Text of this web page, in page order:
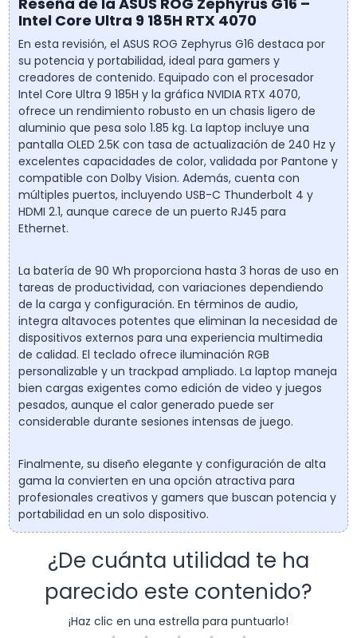
Intel Core Ultra 9 185H RTX 4070
En esta revisión, el ASUS ROG Zephyrus G16 destaca por
su potencia y portabilidad, ideal para gamers y
creadores de contenido. Equipado con el procesador
Intel Core Ultra 9 185H y la gráfica NVIDIA RTX 4070,
ofrece un rendimiento robusto en un chasis ligero de
aluminio que pesa solo 1.85 kg. La laptop incluye una
pantalla OLED 2.5K con tasa de actualización de 240 Hz y
excelentes capacidades de color, validada por Pantone y
compatible con Dolby Vision. Además, cuenta con
múltiples puertos, incluyendo USB-C Thunderbolt 4 y
HDMI 2.1, aunque carece de un puerto RJ45 para
Ethernet.
La batería de 90 Wh proporciona hasta 3 horas de uso en
tareas de productividad, con variaciones dependiendo
de la carga y configuración. En términos de audio,
integra altavoces potentes que eliminan la necesidad de
dispositivos externos para una experiencia multimedia
de calidad. El teclado ofrece iluminación RGB
personalizable y un trackpad ampliado. La laptop maneja
bien cargas exigentes como edición de video y juegos
pesados, aunque el calor generado puede ser
considerable durante sesiones intensas de juego.
Finalmente, su diseño elegante y configuración de alta
gama la convierten en una opción atractiva para
profesionales creativos y gamers que buscan potencia y
portabilidad en un solo dispositivo.
¿De cuánta utilidad te ha
parecido este contenido?
¡Haz clic en una estrella para puntuarlo!